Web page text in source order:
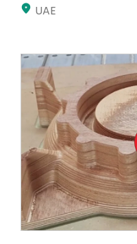
Proszę się zalogować
UAE